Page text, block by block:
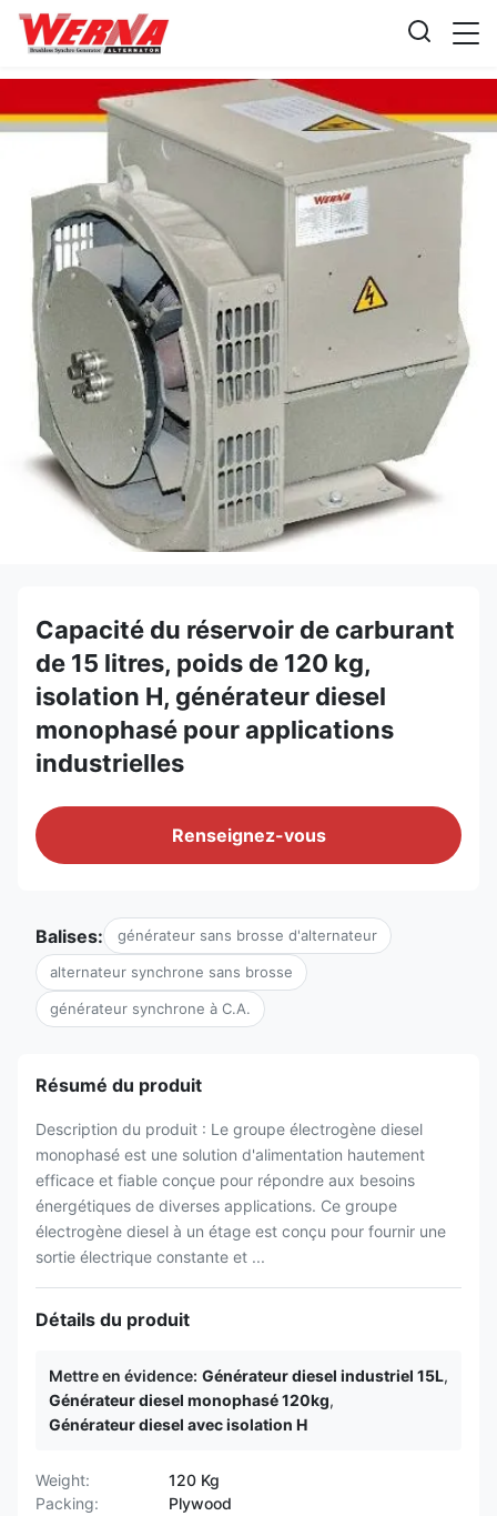
Capacité du réservoir de carburant
de 15 litres, poids de 120 kg,
isolation H, générateur diesel
monophasé pour applications
industrielles
Renseignez-vous
Balises: générateur sans brosse d'alternateur
alternateur synchrone sans brosse
générateur synchrone à C.A.
Résumé du produit
Description du produit : Le groupe électrogène diesel
monophasé est une solution d'alimentation hautement
efficace et fiable conçue pour répondre aux besoins
énergétiques de diverses applications. Ce groupe
électrogène diesel à un étage est conçu pour fournir une
sortie électrique constante et ...
Détails du produit
Mettre en évidence: Générateur diesel industriel 15L,
Générateur diesel monophasé 120kg,
Générateur diesel avec isolation H
Weight:
120 Kg
Packing:
Plywood